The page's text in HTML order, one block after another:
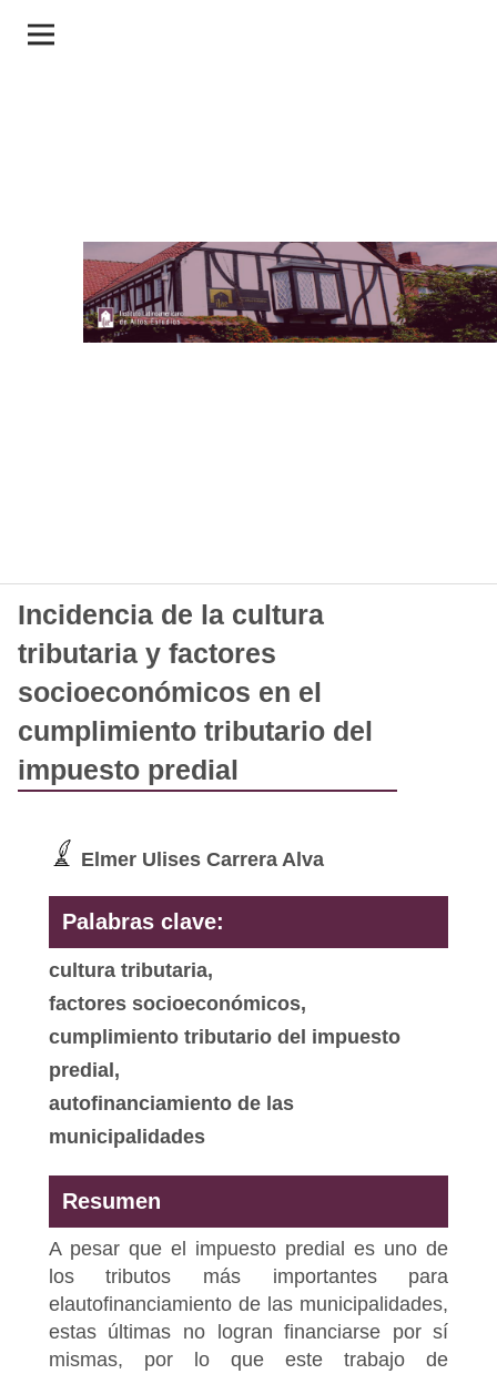
Incidencia de la cultura
tributaria y factores
socioeconómicos en el
cumplimiento tributario del
impuesto predial
Elmer Ulises Carrera Alva
Palabras clave:
cultura tributaria,
factores socioeconómicos,
cumplimiento tributario del impuesto
predial,
autofinanciamiento de las
municipalidades
Resumen
A pesar que el impuesto predial es uno de
los tributos más importantes para
elautofinanciamiento de las municipalidades,
estas últimas no logran financiarse por sí
mismas, por lo que este trabajo de